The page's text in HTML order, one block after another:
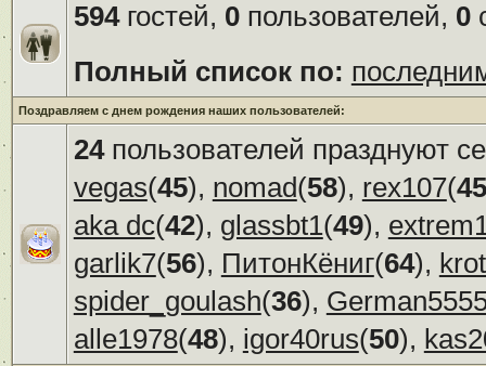
594гостей, 0пользователей, 0
Полный список по:
Поздравляем с днем рождения наших пользователей:
24пользователей празднуют
vegas(45), nomad(58), rex107(45
aka dc(42), glassbt1(49),
garlik7(56), ПитонКёниг(64),
spider_goulash(36),
alle1978(48), igor40rus(50),